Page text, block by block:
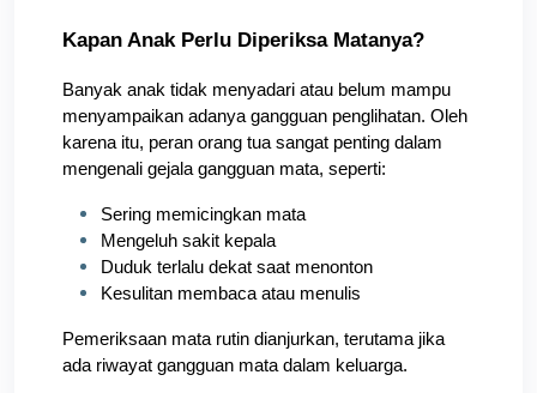
Kapan Anak Perlu Diperiksa Matanya?
Banyak anak tidak menyadari atau belum mampu
menyampaikan adanya gangguan penglihatan. Oleh
karena itu, peran orang tua sangat penting dalam
mengenali gejala gangguan mata, seperti:
Sering memicingkan mata
Mengeluh sakit kepala
Duduk terlalu dekat saat menonton
Kesulitan membaca atau menulis
Pemeriksaan mata rutin dianjurkan, terutama jika
ada riwayat gangguan mata dalam keluarga.